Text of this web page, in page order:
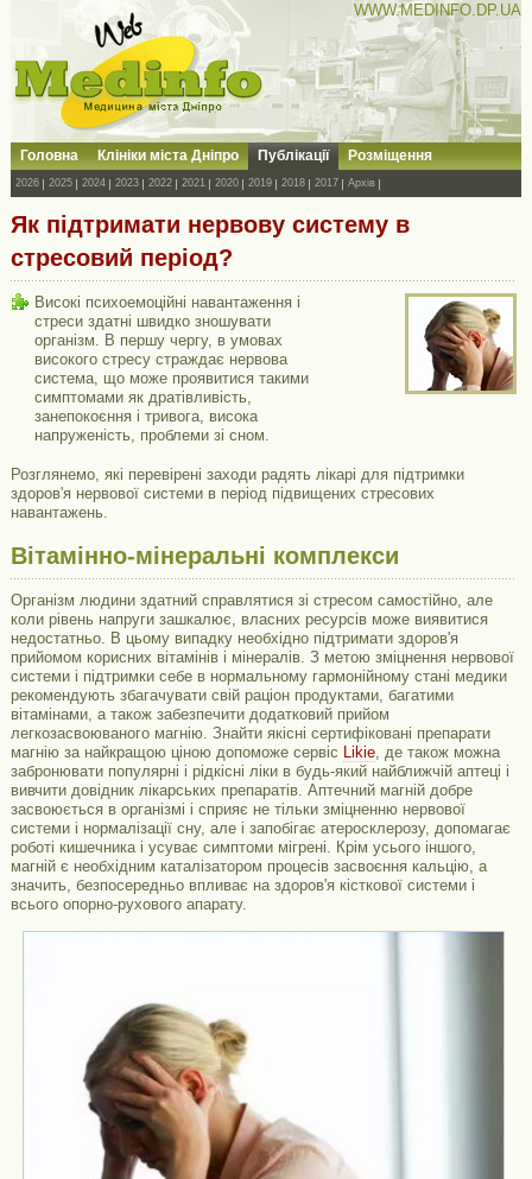
WWW.MEDINFO.DP.UA
Головна Клініки міста Дніпро Публікації Розміщення
2026 2025 2024 2023 2022 2021 2020 2019 2018 2017 Архів
Як підтримати нервову систему в
стресовий період?
Високі психоемоційні навантаження і
стреси здатні швидко зношувати
організм. В першу чергу, в умовах
високого стресу страждає нервова
система, що може проявитися такими
симптомами як дратівливість,
занепокоєння і тривога, висока
напруженість, проблеми зі сном.
Розглянемо, які перевірені заходи радять лікарі для підтримки
здоров'я нервової системи в період підвищених стресових
навантажень.
Вітамінно-мінеральні комплекси
Організм людини здатний справлятися зі стресом самостійно, але
коли рівень напруги зашкалює, власних ресурсів може виявитися
недостатньо. В цьому випадку необхідно підтримати здоров'я
прийомом корисних вітамінів і мінералів. З метою зміцнення нервової
системи і підтримки себе в нормальному гармонійному стані медики
рекомендують збагачувати свій раціон продуктами, багатими
вітамінами, а також забезпечити додатковий прийом
легкозасвоюваного магнію. Знайти якісні сертифіковані препарати
магнію за найкращою ціною допоможе сервіс Likie, де також можна
забронювати популярні і рідкісні ліки в будь-який найближчій аптеці і
вивчити довідник лікарських препаратів. Аптечний магній добре
засвоюється в організмі і сприяє не тільки зміцненню нервової
системи і нормалізації сну, але і запобігає атеросклерозу, допомагає
роботі кишечника і усуває симптоми мігрені. Крім усього іншого,
магній є необхідним каталізатором процесів засвоєння кальцію, а
значить, безпосередньо впливає на здоров'я кісткової системи і
всього опорно-рухового апарату.